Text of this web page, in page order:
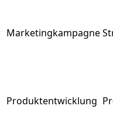
Marketingkampagne
Produktentwicklung